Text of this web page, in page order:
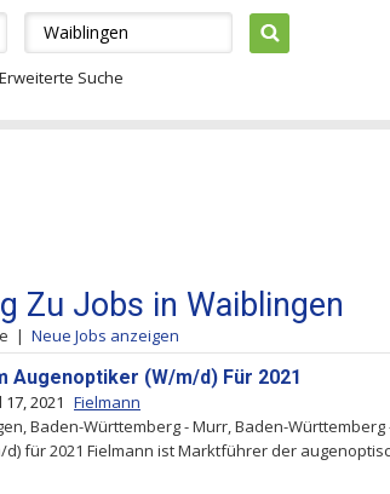
Erweiterte Suche
Zu Jobs in Waiblingen
| Neue Jobs anzeigen
Augenoptiker (W/m/d) Für 2021
17, 2021 Fielmann
Baden-Württemberg - Murr, Baden-Württemberg
für 2021 Fielmann ist Marktführer der